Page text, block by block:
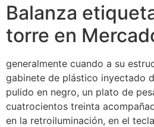
Balanza
torre en
generalmente cuando a su
gabinete de plástico inyectado
pulido en negro, un plato de
cuatrocientos treinta
en la retroiluminación, en el